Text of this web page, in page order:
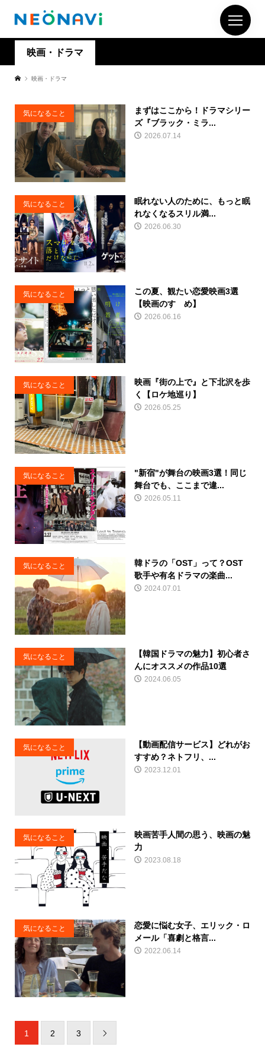
映画・ドラマ
映画・ドラマ
気になること
まずはここから！ドラマシリー
ズ『ブラック・ミラ...
2026.07.14
気になること
眠れない人のために、もっと眠
れなくなるスリル満...
2026.06.30
気になること
この夏、観たい恋愛映画3選
【映画のすゝめ】
2026.06.16
気になること
映画『街の上で』と下北沢を歩
く【ロケ地巡り】
2026.05.25
気になること
"新宿"が舞台の映画3選！同じ
舞台でも、ここまで違...
2026.05.11
気になること
韓ドラの「OST」って？OST
歌手や有名ドラマの楽曲...
2024.07.01
気になること
【韓国ドラマの魅力】初心者さ
んにオススメの作品10選
2024.06.05
気になること
【動画配信サービス】どれがお
すすめ？ネトフリ、...
2023.12.01
気になること
映画苦手人間の思う、映画の魅
力
2023.08.18
気になること
恋愛に悩む女子、エリック・ロ
メール「喜劇と格言...
2022.06.14
1 2 3 